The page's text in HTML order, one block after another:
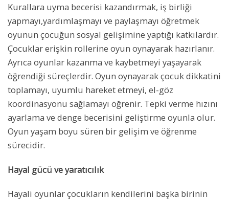
Kurallara uyma becerisi kazandırmak, iş birliği
yapmayı,yardımlaşmayı ve paylaşmayı öğretmek
oyunun çocuğun sosyal gelişimine yaptığı katkılardır.
Çocuklar erişkin rollerine oyun oynayarak hazırlanır.
Ayrıca oyunlar kazanma ve kaybetmeyi yaşayarak
öğrendiği süreçlerdir. Oyun oynayarak çocuk dikkatini
toplamayı, uyumlu hareket etmeyi, el-göz
koordinasyonu sağlamayı öğrenir. Tepki verme hızını
ayarlama ve denge becerisini geliştirme oyunla olur.
Oyun yaşam boyu süren bir gelişim ve öğrenme
sürecidir.
Hayal gücü ve yaratıcılık
Hayali oyunlar çocukların kendilerini başka birinin